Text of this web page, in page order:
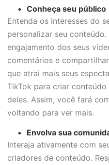
Conheça seu público
Entenda os interesses do
personalizar seu
engajamento dos seus
comentários e
que atrai mais seus
TikTok para criar
deles. Assim, você fará
voltando para ver mais.
Envolva sua
Interaja ativamente com
criadores de conteúdo.